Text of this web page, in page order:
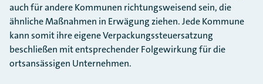
auch für andere Kommunen richtungsweisend sein, die
ähnliche Maßnahmen in Erwägung ziehen. Jede Kommune
kann somit ihre eigene Verpackungssteuersatzung
beschließen mit entsprechender Folgewirkung für die
ortsansässigen Unternehmen.